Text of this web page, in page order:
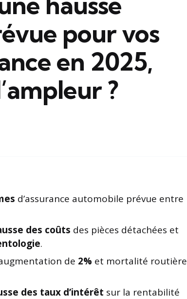
pour vos
en 2025,
?
d’assurance automobile prévue entre
des coûts des pièces détachées et
.
de 2% et mortalité routière
des taux d’intérêt sur la rentabilité